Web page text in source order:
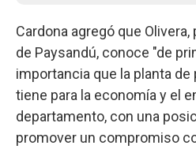
Cardona agregó que
de Paysandú, conoce "de
importancia que la planta de
tiene para la economía y el
departamento, con una
promover un compromiso